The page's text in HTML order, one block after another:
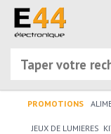
PROMOTIONS
JEUX DE LUMIERES